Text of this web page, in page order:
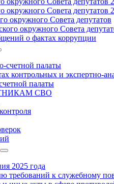
окружного Совета депутатов
окружного Совета депутатов
окружного Совета
о фактах коррупции
счетной палаты
контрольных и экспертно-
палаты
СВО
2025 года
требований к служебному